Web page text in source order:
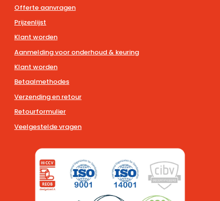
Offerte aanvragen
Prijzenlijst
Klant worden
Aanmelding voor onderhoud & keuring
Klant worden
Betaalmethodes
Verzending en retour
Retourformulier
Veelgestelde vragen